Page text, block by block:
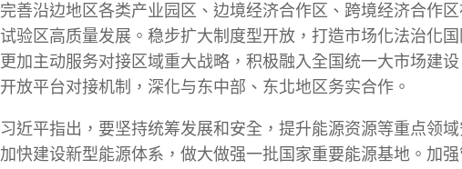
完善沿边地区各类产业园区、边境经济合作区、跨境经济合作
试验区高质量发展。稳步扩大制度型开放，打造市场化法治化国
更加主动服务对接区域重大战略，积极融入全国统一大市场建
开放平台对接机制，深化与东中部、东北地区务实合作。
习近平指出，要坚持统筹发展和安全，提升能源资源等重点领域
加快建设新型能源体系，做大做强一批国家重要能源基地。加强